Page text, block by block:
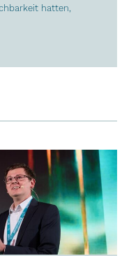
hatten,